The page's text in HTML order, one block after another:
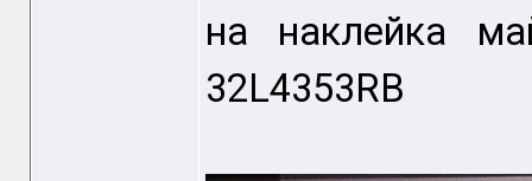
на наклейка
32L4353RB